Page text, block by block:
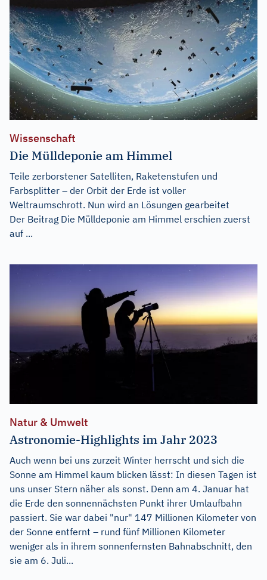
Wissenschaft
Die Mülldeponie am Himmel
Teile zerborstener Satelliten, Raketenstufen und
Farbsplitter – der Orbit der Erde ist voller
Weltraumschrott. Nun wird an Lösungen gearbeitet
Der Beitrag Die Mülldeponie am Himmel erschien zuerst
auf ...
Natur & Umwelt
Astronomie-Highlights im Jahr 2023
Auch wenn bei uns zurzeit Winter herrscht und sich die
Sonne am Himmel kaum blicken lässt: In diesen Tagen ist
uns unser Stern näher als sonst. Denn am 4. Januar hat
die Erde den sonnennächsten Punkt ihrer Umlaufbahn
passiert. Sie war dabei "nur" 147 Millionen Kilometer von
der Sonne entfernt – rund fünf Millionen Kilometer
weniger als in ihrem sonnenfernsten Bahnabschnitt, den
sie am 6. Juli...